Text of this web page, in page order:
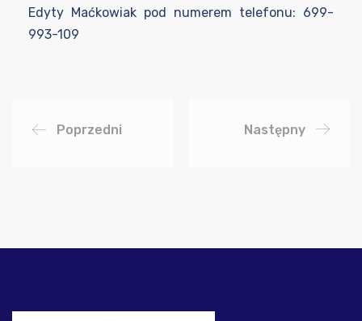
Edyty Maćkowiak pod numerem telefonu: 699-
993-109
Poprzedni Następny